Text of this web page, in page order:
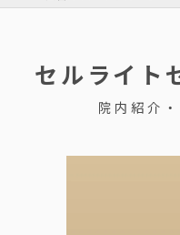
院内紹介
セルライ